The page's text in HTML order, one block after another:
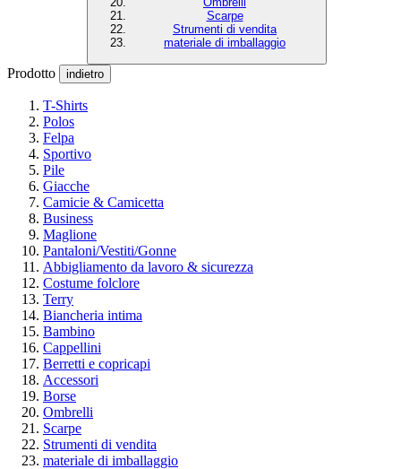
Scarpe
Strumenti di vendita
materiale di imballaggio
Prodotto indietro
T-Shirts
Polos
Felpa
Sportivo
Pile
Giacche
Camicie & Camicetta
Business
Maglione
Pantaloni/Vestiti/Gonne
Abbigliamento da lavoro & sicurezza
Costume folclore
Terry
Biancheria intima
Bambino
Cappellini
Berretti e copricapi
Accessori
Borse
Ombrelli
Scarpe
Strumenti di vendita
materiale di imballaggio